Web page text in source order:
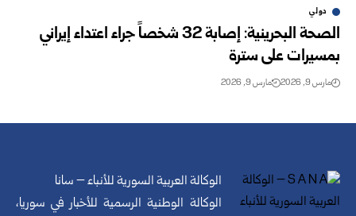
دولي
الصحة البحرينية: إصابة 32 شخصاً جراء اعتداء إيراني
بمسيرات على سترة
مارس 9, 2026 مارس 9, 2026
الوكالة العربية السورية للأنباء – سانا
الوكالة الوطنية الرسمية للأخبار في سوريا،